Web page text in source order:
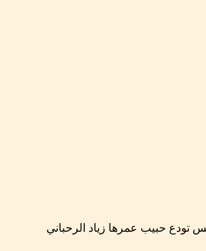
تودع حبيب عمرها زياد الرحباني